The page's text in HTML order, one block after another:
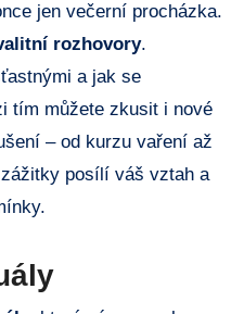
jen večerní procházka.
rozhovory.
a jak se
tím můžete zkusit i nové
– od kurzu vaření až
posílí váš vztah a